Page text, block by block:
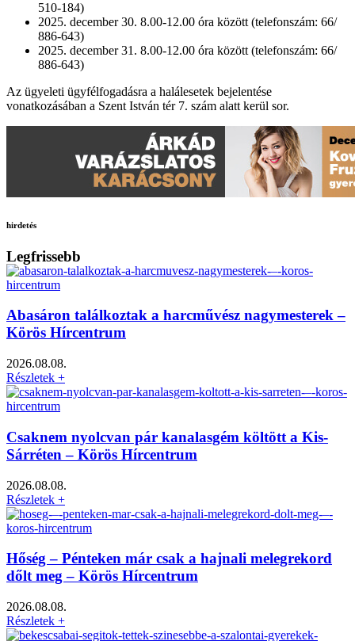
510-184)
2025. december 30. 8.00-12.00 óra között (telefonszám: 66/
886-643)
2025. december 31. 8.00-12.00 óra között (telefonszám: 66/
886-643)
Az ügyeleti ügyfélfogadásra a halálesetek bejelentése
vonatkozásában a Szent István tér 7. szám alatt kerül sor.
hirdetés
Legfrissebb
Abasáron találkoztak a harcművész nagymesterek –
Körös Hírcentrum
2026.08.08.
Részletek +
Csaknem nyolcvan pár kanalasgém költött a Kis-
Sárréten – Körös Hírcentrum
2026.08.08.
Részletek +
Hőség – Pénteken már csak a hajnali melegrekord
dőlt meg – Körös Hírcentrum
2026.08.08.
Részletek +